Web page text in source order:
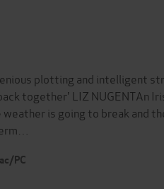
plotting and intelligent
together' LIZ NUGENTAn
is going to break and
PC